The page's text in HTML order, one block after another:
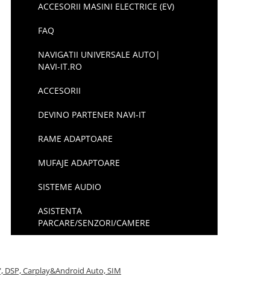
ACCESORII MASINI ELECTRICE (EV)
FAQ
NAVIGATII UNIVERSALE AUTO|
NAVI-IT.RO
ACCESORII
DEVINO PARTENER NAVI-IT
RAME ADAPTOARE
MUFAJE ADAPTOARE
SISTEME AUDIO
ASISTENTA
PARCARE/SENZORI/CAMERE
DSP, Carplay&Android Auto, SIM